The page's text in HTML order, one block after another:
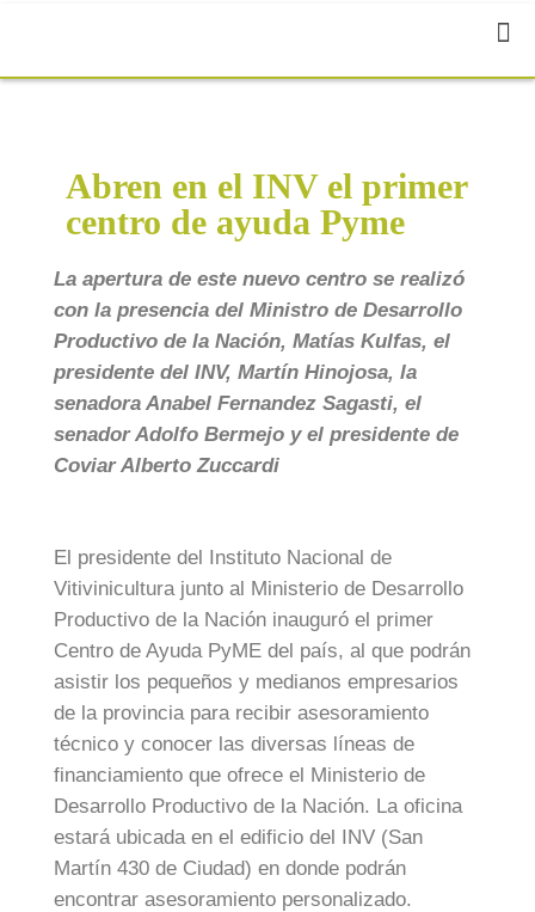
Abren en el INV el primer
centro de ayuda Pyme
La apertura de este nuevo centro se realizó
con la presencia del Ministro de Desarrollo
Productivo de la Nación, Matías Kulfas, el
presidente del INV, Martín Hinojosa, la
senadora Anabel Fernandez Sagasti, el
senador Adolfo Bermejo y el presidente de
Coviar Alberto Zuccardi
El presidente del Instituto Nacional de
Vitivinicultura junto al Ministerio de Desarrollo
Productivo de la Nación inauguró el primer
Centro de Ayuda PyME del país, al que podrán
asistir los pequeños y medianos empresarios
de la provincia para recibir asesoramiento
técnico y conocer las diversas líneas de
financiamiento que ofrece el Ministerio de
Desarrollo Productivo de la Nación. La oficina
estará ubicada en el edificio del INV (San
Martín 430 de Ciudad) en donde podrán
encontrar asesoramiento personalizado.